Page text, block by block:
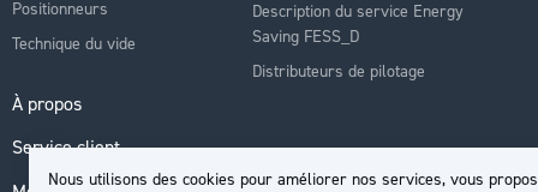
Nous utilisons des cookies pour améliorer nos services, vous
Positionneurs
Technique du vide
Description du service Energy
Saving FESS_D
Distributeurs de pilotage
À propos
Service client